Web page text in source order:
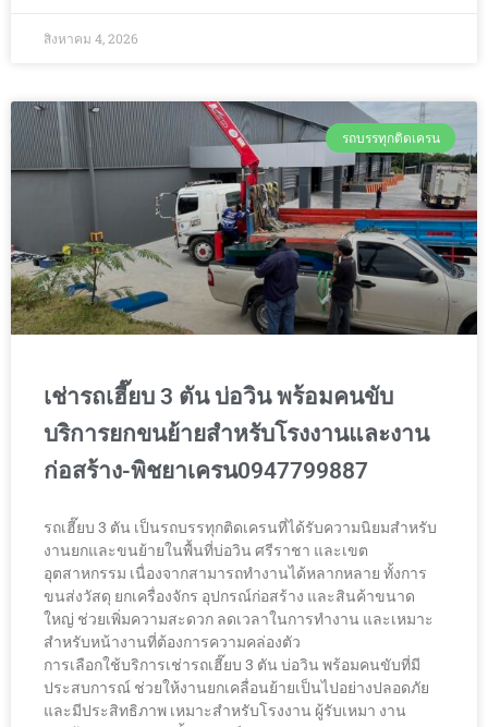
สิงหาคม 4, 2026
รถบรรทุกติดเครน
เช่ารถเฮี๊ยบ 3 ตัน บ่อวิน พร้อมคนขับ
บริการยกขนย้ายสำหรับโรงงานและงาน
ก่อสร้าง-พิชยาเครน0947799887
รถเฮี๊ยบ 3 ตัน เป็นรถบรรทุกติดเครนที่ได้รับความนิยมสำหรับ
งานยกและขนย้ายในพื้นที่บ่อวิน ศรีราชา และเขต
อุตสาหกรรม เนื่องจากสามารถทำงานได้หลากหลาย ทั้งการ
ขนส่งวัสดุ ยกเครื่องจักร อุปกรณ์ก่อสร้าง และสินค้าขนาด
ใหญ่ ช่วยเพิ่มความสะดวก ลดเวลาในการทำงาน และเหมาะ
สำหรับหน้างานที่ต้องการความคล่องตัว
การเลือกใช้บริการเช่ารถเฮี๊ยบ 3 ตัน บ่อวิน พร้อมคนขับที่มี
ประสบการณ์ ช่วยให้งานยกเคลื่อนย้ายเป็นไปอย่างปลอดภัย
และมีประสิทธิภาพ เหมาะสำหรับโรงงาน ผู้รับเหมา งาน